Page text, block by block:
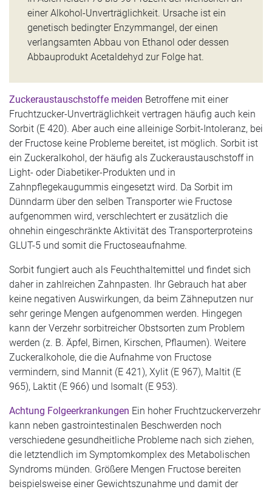
einer Alkohol-Unverträglichkeit. Ursache ist ein
genetisch bedingter Enzymmangel, der einen
verlangsamten Abbau von Ethanol oder dessen
Abbauprodukt Acetaldehyd zur Folge hat.
Zuckeraustauschstoffe meiden Betroffene mit einer
Fruchtzucker-Unverträglichkeit vertragen häufig auch kein
Sorbit (E 420). Aber auch eine alleinige Sorbit-Intoleranz, bei
der Fructose keine Probleme bereitet, ist möglich. Sorbit ist
ein Zuckeralkohol, der häufig als Zuckeraustauschstoff in
Light- oder Diabetiker-Produkten und in
Zahnpflegekaugummis eingesetzt wird. Da Sorbit im
Dünndarm über den selben Transporter wie Fructose
aufgenommen wird, verschlechtert er zusätzlich die
ohnehin eingeschränkte Aktivität des Transporterproteins
GLUT-5 und somit die Fructoseaufnahme.
Sorbit fungiert auch als Feuchthaltemittel und findet sich
daher in zahlreichen Zahnpasten. Ihr Gebrauch hat aber
keine negativen Auswirkungen, da beim Zähneputzen nur
sehr geringe Mengen aufgenommen werden. Hingegen
kann der Verzehr sorbitreicher Obstsorten zum Problem
werden (z. B. Äpfel, Birnen, Kirschen, Pflaumen). Weitere
Zuckeralkohole, die die Aufnahme von Fructose
vermindern, sind Mannit (E 421), Xylit (E 967), Maltit (E
965), Laktit (E 966) und Isomalt (E 953).
Achtung Folgeerkrankungen Ein hoher Fruchtzuckerverzehr
kann neben gastrointestinalen Beschwerden noch
verschiedene gesundheitliche Probleme nach sich ziehen,
die letztendlich im Symptomkomplex des Metabolischen
Syndroms münden. Größere Mengen Fructose bereiten
beispielsweise einer Gewichtszunahme und damit der